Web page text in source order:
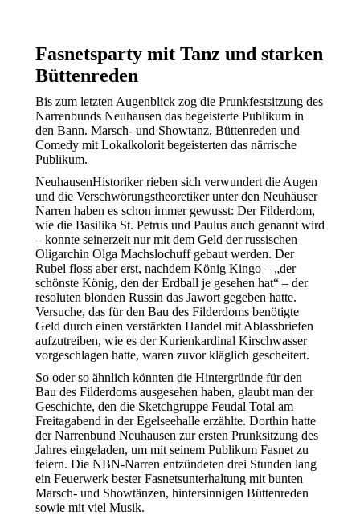
Fasnetsparty mit Tanz und starken
Büttenreden
Bis zum letzten Augenblick zog die Prunkfestsitzung des
Narrenbunds Neuhausen das begeisterte Publikum in
den Bann. Marsch- und Showtanz, Büttenreden und
Comedy mit Lokalkolorit begeisterten das närrische
Publikum.
NeuhausenHistoriker rieben sich verwundert die Augen
und die Verschwörungstheoretiker unter den Neuhäuser
Narren haben es schon immer gewusst: Der Filderdom,
wie die Basilika St. Petrus und Paulus auch genannt wird
– konnte seinerzeit nur mit dem Geld der russischen
Oligarchin Olga Machslochuff gebaut werden. Der
Rubel floss aber erst, nachdem König Kingo – „der
schönste König, den der Erdball je gesehen hat“ – der
resoluten blonden Russin das Jawort gegeben hatte.
Versuche, das für den Bau des Filderdoms benötigte
Geld durch einen verstärkten Handel mit Ablassbriefen
aufzutreiben, wie es der Kurienkardinal Kirschwasser
vorgeschlagen hatte, waren zuvor kläglich gescheitert.
So oder so ähnlich könnten die Hintergründe für den
Bau des Filderdoms ausgesehen haben, glaubt man der
Geschichte, den die Sketchgruppe Feudal Total am
Freitagabend in der Egelseehalle erzählte. Dorthin hatte
der Narrenbund Neuhausen zur ersten Prunksitzung des
Jahres eingeladen, um mit seinem Publikum Fasnet zu
feiern. Die NBN-Narren entzündeten drei Stunden lang
ein Feuerwerk bester Fasnetsunterhaltung mit bunten
Marsch- und Showtänzen, hintersinnigen Büttenreden
sowie mit viel Musik.